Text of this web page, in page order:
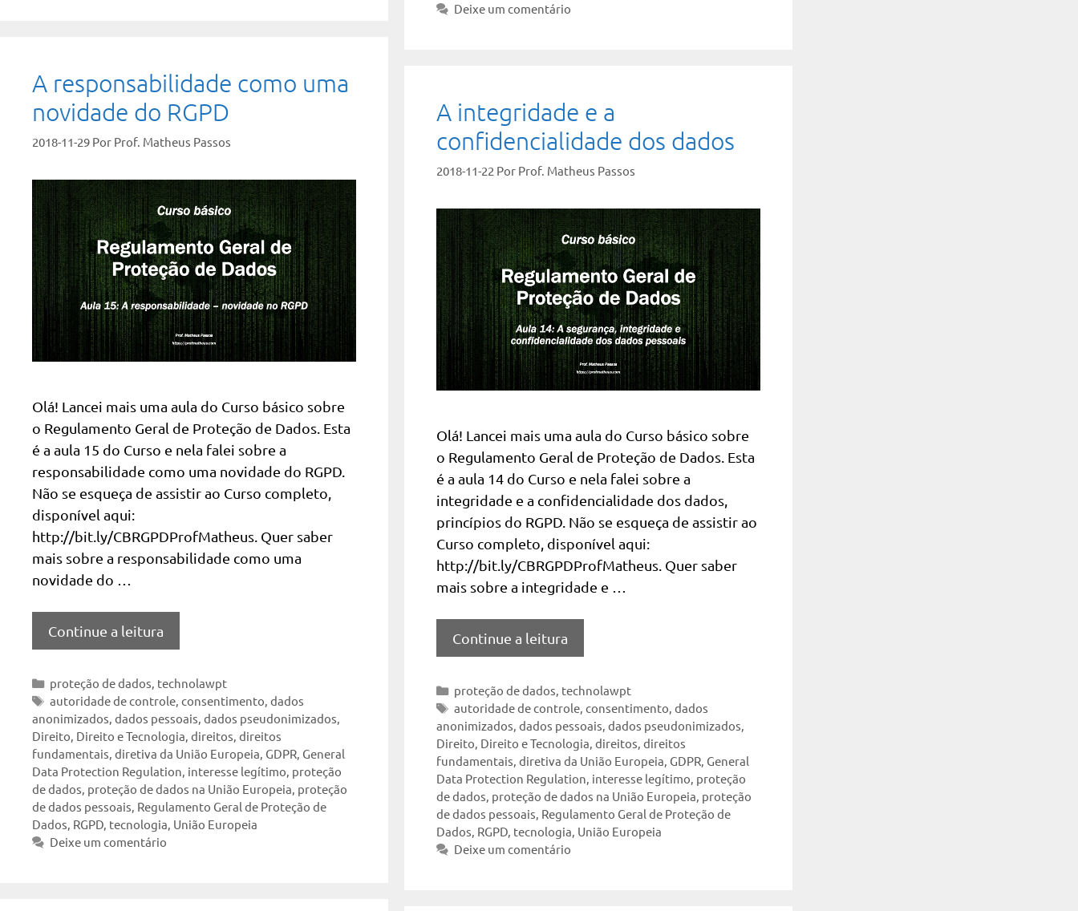
Deixe um comentário
A responsabilidade como uma
novidade do RGPD
2018-11-29 Por Prof. Matheus Passos
Olá! Lancei mais uma aula do Curso básico sobre
o Regulamento Geral de Proteção de Dados. Esta
é a aula 15 do Curso e nela falei sobre a
responsabilidade como uma novidade do RGPD.
Não se esqueça de assistir ao Curso completo,
disponível aqui:
http://bit.ly/CBRGPDProfMatheus. Quer saber
mais sobre a responsabilidade como uma
novidade do …
Continue a leitura
Categorias
proteção de dados, technolawpt
Tags
autoridade de controle,consentimento,dados
anonimizados, dados pessoais, dados pseudonimizados,
Direito, Direito e Tecnologia, direitos, direitos
fundamentais, diretiva da União Europeia, GDPR, General
Data Protection Regulation, interesse legítimo, proteção
de dados, proteção de dados na União Europeia, proteção
de dados pessoais, Regulamento Geral de Proteção de
Dados, RGPD, tecnologia, União Europeia
Deixe um comentário
A integridade e a
confidencialidade dos dados
2018-11-22 Por Prof. Matheus Passos
Olá! Lancei mais uma aula do Curso básico sobre
o Regulamento Geral de Proteção de Dados. Esta
é a aula 14 do Curso e nela falei sobre a
integridade e a confidencialidade dos dados,
princípios do RGPD. Não se esqueça de assistir ao
Curso completo, disponível aqui:
http://bit.ly/CBRGPDProfMatheus. Quer saber
mais sobre a integridade e …
Continue a leitura
Categorias
proteção de dados, technolawpt
Tags
autoridade de controle,consentimento,dados
anonimizados, dados pessoais, dados pseudonimizados,
Direito, Direito e Tecnologia, direitos, direitos
fundamentais, diretiva da União Europeia, GDPR, General
Data Protection Regulation, interesse legítimo, proteção
de dados, proteção de dados na União Europeia, proteção
de dados pessoais, Regulamento Geral de Proteção de
Dados, RGPD, tecnologia, União Europeia
Deixe um comentário